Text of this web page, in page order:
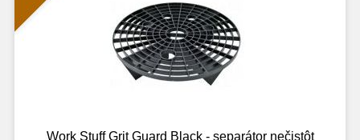
Work Stuff Grit Guard Black - separátor nečistôt